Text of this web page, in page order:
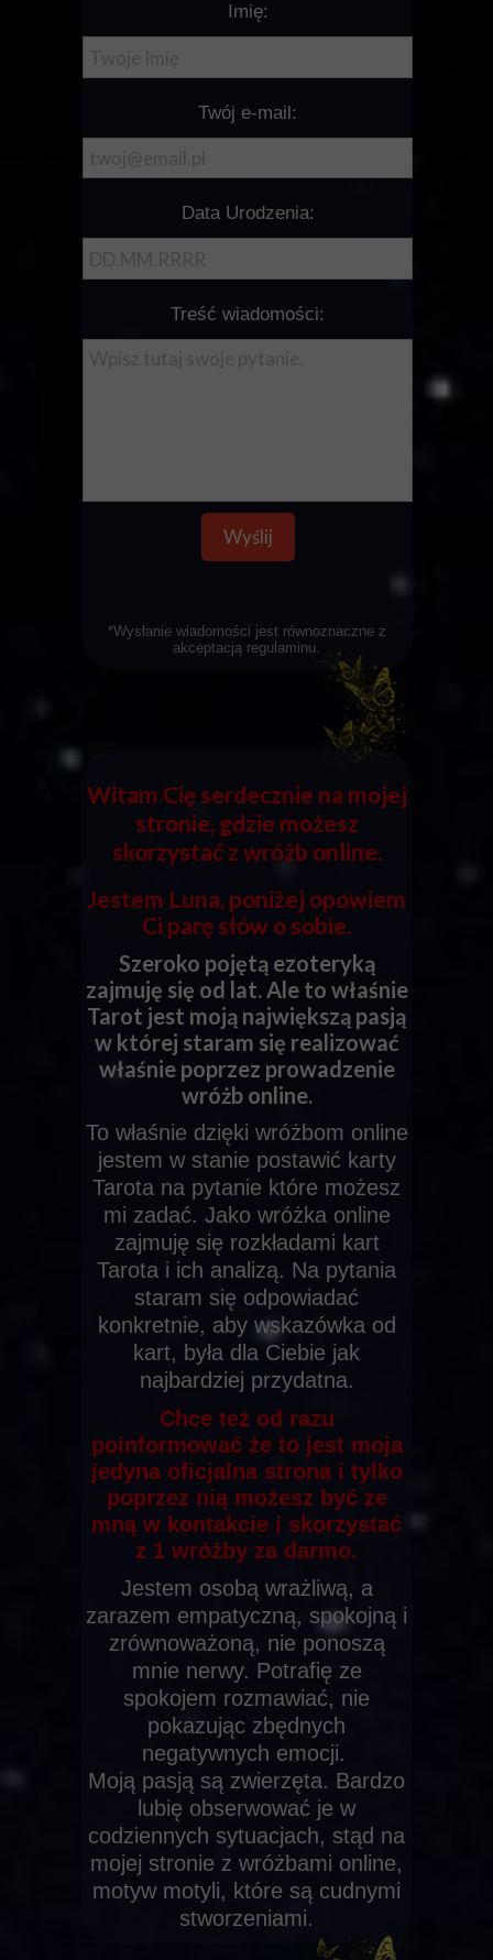
Witam Cię serdecznie na mojej
stronie, gdzie możesz
skorzystać z wróżb online.
Jestem Luna, poniżej opowiem
Ci parę słów o sobie.
Szeroko pojętą ezoteryką
zajmuję się od lat. Ale to właśnie
Tarot jest moją największą pasją
w której staram się realizować
właśnie poprzez prowadzenie
wróżb online.
To właśnie dzięki wróżbom online
jestem w stanie postawić karty
Tarota na pytanie które możesz
mi zadać. Jako wróżka online
zajmuję się rozkładami kart
Tarota i ich analizą. Na pytania
staram się odpowiadać
konkretnie, aby wskazówka od
kart, była dla Ciebie jak
najbardziej przydatna.
Chce też od razu
poinformować że to jest moja
jedyna oficjalna strona i tylko
poprzez nią możesz być ze
mną w kontakcie i skorzystać
z 1 wróżby za darmo.
Jestem osobą wrażliwą, a
zarazem empatyczną, spokojną i
zrównoważoną, nie ponoszą
mnie nerwy. Potrafię ze
spokojem rozmawiać, nie
pokazując zbędnych
negatywnych emocji.
Moją pasją są zwierzęta. Bardzo
lubię obserwować je w
codziennych sytuacjach, stąd na
mojej stronie z wróżbami online,
motyw motyli, które są cudnymi
stworzeniami.
*Wysłanie wiadomości jest równoznaczne z
akceptacją regulaminu.
Imię:
Twój e-mail:
Data Urodzenia:
Treść wiadomości:
Wyślij